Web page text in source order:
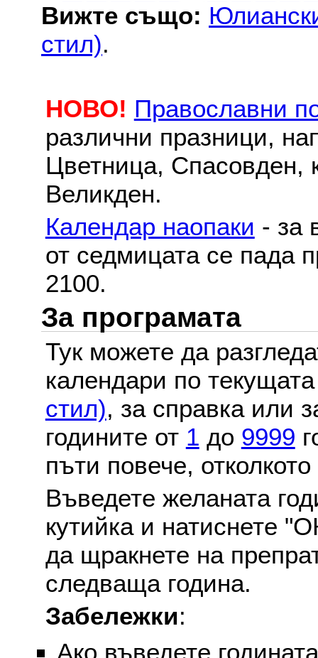
Вижте също:
стил).
НОВО! Православни
различни празници,
Цветница, Спасовден,
Великден.
Календар наопаки - за
от седмицата се пада
2100.
За програмата
Тук можете да
календари по
стил), за справка или
годините от 1 до 9999
пъти повече,
Въведете желаната
кутийка и натиснете
да щракнете на
следваща година.
Забележки:
Ако въведете